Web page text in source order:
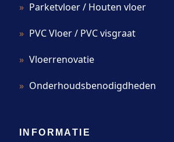
Parketvloer / Houten vloer
PVC Vloer / PVC visgraat
Vloerrenovatie
Onderhoudsbenodigdheden
INFORMATIE